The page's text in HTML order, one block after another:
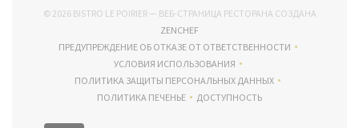
© 2026 BISTRO LE POIRIER — ВЕБ-СТРАНИЦА РЕСТОРАНА СОЗДАНА
ZENCHEF((ОТКРЫВАЕТСЯ В НОВОМ ОКНЕ))
ПРЕДУПРЕЖДЕНИЕ ОБ ОТКАЗЕ ОТ ОТВЕТСТВЕННОСТИ
((ОТКРЫВАЕТСЯ В НОВОМ ОКНЕ))
УСЛОВИЯ ИСПОЛЬЗОВАНИЯ
((ОТКРЫВАЕТСЯ В НОВОМ ОКНЕ))
ПОЛИТИКА ЗАЩИТЫ ПЕРСОНАЛЬНЫХ ДАННЫХ
((ОТКРЫВАЕТСЯ В НОВОМ ОКНЕ))
ПОЛИТИКА ПЕЧЕНЬЕ
((ОТКРЫВАЕТСЯ В НОВОМ ОКНЕ))
ДОСТУПНОСТЬ
((ОТКРЫВАЕТСЯ В НОВОМ